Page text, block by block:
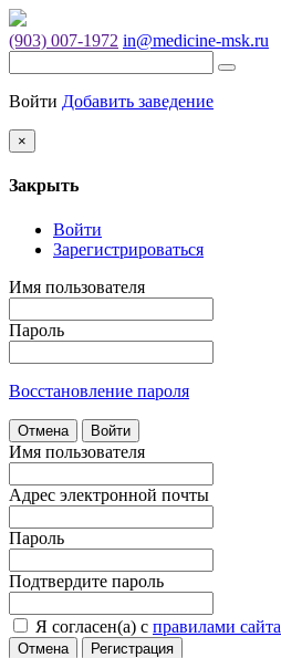
(903) 007-1972 in@medicine-msk.ru
Войти Добавить заведение
×
Закрыть
Войти
Зарегистрироваться
Имя пользователя
Пароль
Восстановление пароля
Отмена Войти
Имя пользователя
Адрес электронной почты
Пароль
Подтвердите пароль
Я согласен(а) с правилами сайта
Отмена
Регистрация